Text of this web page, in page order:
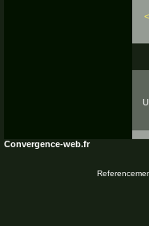
Convergence-web.fr